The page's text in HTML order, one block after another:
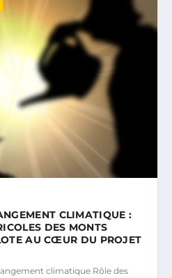
CLIMATIQUE :
DES MONTS
AU CŒUR DU PROJET
climatique Rôle des